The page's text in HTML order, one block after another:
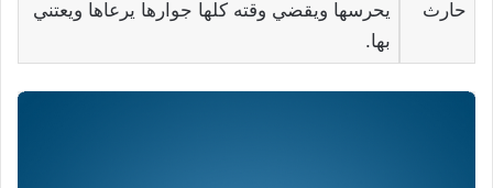
حارث
يحرسها ويقضي وقته كلها جوارها يرعاها ويعتني
بها.